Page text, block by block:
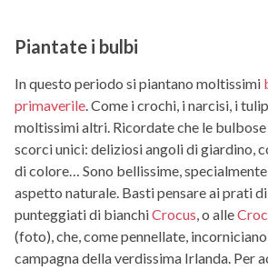
Piantate i bulbi
In questo periodo si piantano moltissimi
primaverile. Come i crochi, i narcisi, i
moltissimi altri. Ricordate che le
scorci unici: deliziosi angoli di giardino,
di colore… Sono bellissime, specialmente
aspetto naturale. Basti pensare ai prati
punteggiati di bianchiCrocus, o alle
(foto), che, come pennellate,
campagna della verdissima Irlanda. Per